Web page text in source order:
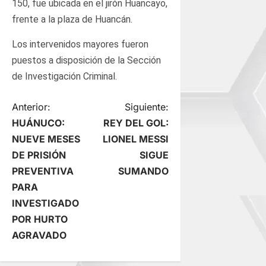
150, fue ubicada en el jirón Huancayo,
frente a la plaza de Huancán.
Los intervenidos mayores fueron
puestos a disposición de la Sección
de Investigación Criminal.
N
a
v
e
g
a
Anterior:
HUÁNUCO:
NUEVE MESES
DE PRISIÓN
PREVENTIVA
PARA
INVESTIGADO
POR HURTO
AGRAVADO
Siguiente:
REY DEL GOL:
LIONEL MESSI
SIGUE
SUMANDO